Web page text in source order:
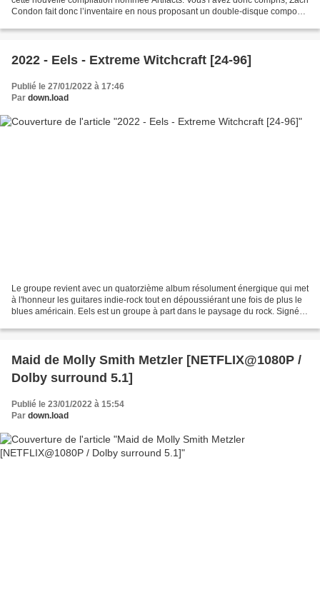
Condon fait donc l’inventaire en nous proposant un double-disque composé
2022 - Eels - Extreme Witchcraft [24-96]
Publié le 27/01/2022 à 17:46
Par down.load
Le groupe revient avec un quatorzième album résolument énergique qui met
à l'honneur les guitares indie-rock tout en dépoussiérant une fois de plus le
blues américain. Eels est un groupe à part dans le paysage du rock. Signé
Maid de Molly Smith Metzler [NETFLIX@1080P /
Dolby surround 5.1]
Publié le 23/01/2022 à 15:54
Par down.load